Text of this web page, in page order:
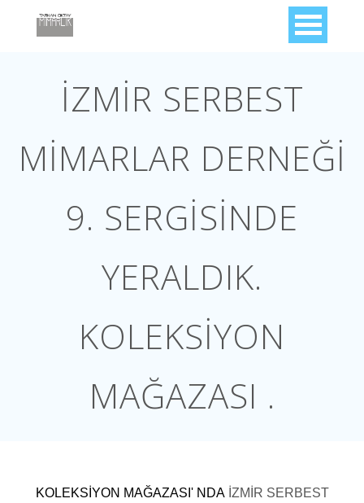
İZMİR SERBEST
MİMARLAR DERNEĞİ
9. SERGİSİNDE
YERALDIK.
KOLEKSİYON
MAĞAZASI .
KOLEKSİYON MAĞAZASI' NDA İZMİR SERBEST